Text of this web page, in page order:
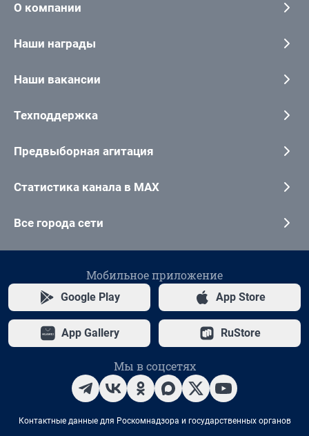
О компании
Наши награды
Наши вакансии
Техподдержка
Предвыборная агитация
Статистика канала в MAX
Все города сети
Мобильное приложение
Google Play App Store
App Gallery RuStore
Мы в соцсетях
Контактные данные для Роскомнадзора и государственных органов